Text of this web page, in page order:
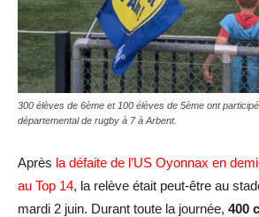
300 élèves de 6ème et 100 élèves de 5ème ont
départemental de rugby à 7 à Arbent.
Après la défaite de l’US Oyonnax en
au Top 14, la relève était peut-être au
mardi 2 juin. Durant toute la journée, 400